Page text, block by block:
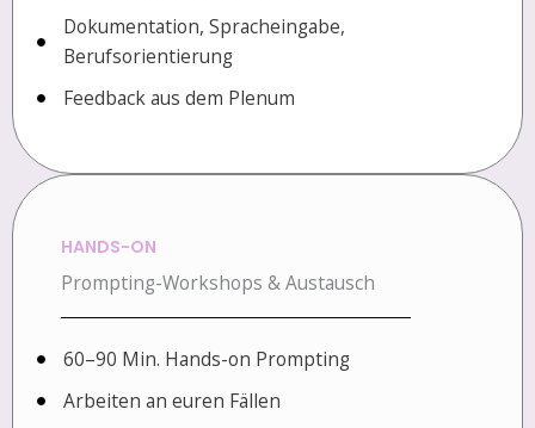
Dokumentation, Spracheingabe,
Berufsorientierung
Feedback aus dem Plenum
HANDS-ON
Prompting-Workshops & Austausch
60–90 Min. Hands-on Prompting
Arbeiten an euren Fällen